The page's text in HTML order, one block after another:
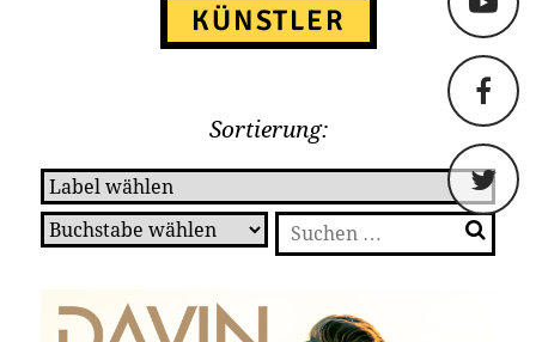
KÜNSTLER
Sortierung:
Suchen
nach: